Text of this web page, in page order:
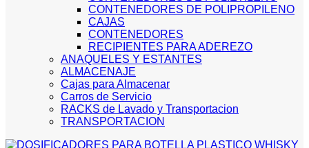
CONTENEDORES DE POLIPROPILENO
CAJAS
CONTENEDORES
RECIPIENTES PARA ADEREZO
ANAQUELES Y ESTANTES
ALMACENAJE
Cajas para Almacenar
Carros de Servicio
RACKS de Lavado y Transportacion
TRANSPORTACION